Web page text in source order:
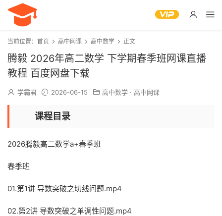
当前位置： 首页 高中网课 高中数学 正文
腾毅 2026年高二数学 下学期春季班网课直播
教程 百度网盘下载
学霸君 2026-06-15 高中数学 · 高中网课
课程目录
2026腾毅高二数学a+春季班
春季班
01.第1讲 导数突破之切线问题.mp4
02.第2讲 导数突破之单调性问题.mp4